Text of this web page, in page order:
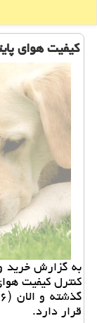
كیفیت هوای
به گزارش خرید
قرار دارد.